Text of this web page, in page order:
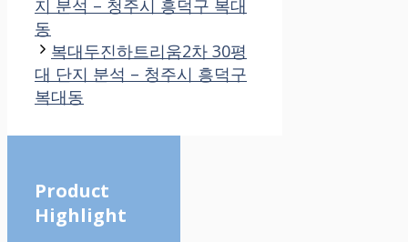
지 분석 – 청주시 흥덕구 복대
동
복대두진하트리움2차 30평
대 단지 분석 – 청주시 흥덕구
복대동
Product
Highlight